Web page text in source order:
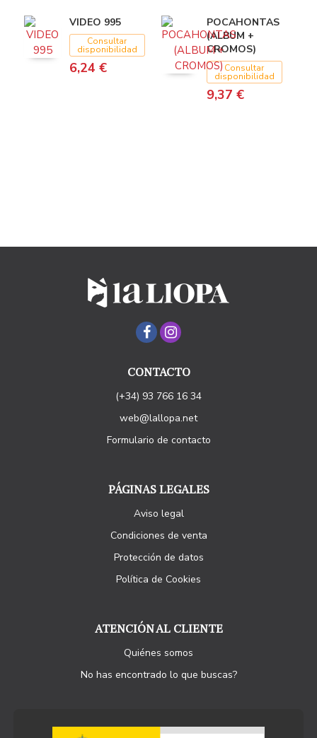
VIDEO 995
Consultar
disponibilidad
6,24 €
POCAHONTAS
(ALBUM +
CROMOS)
Consultar
disponibilidad
9,37 €
CONTACTO
(+34) 93 766 16 34
web@lallopa.net
Formulario de contacto
PÁGINAS LEGALES
Aviso legal
Condiciones de venta
Protección de datos
Política de Cookies
ATENCIÓN AL CLIENTE
Quiénes somos
No has encontrado lo que buscas?